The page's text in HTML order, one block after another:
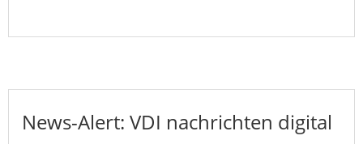
News-Alert: VDI nachrichten digital